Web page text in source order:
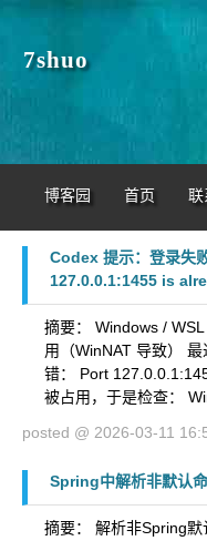
7shuo
博客园 首页 联
Codex 提示：登录
127.0.0.1:1455 is
摘要： Windows /
用（WinNAT 导致）
错： Port
被占用，于是检查：
posted @ 2026-03-11
Spring中解析非默认
摘要： 解析非Spring